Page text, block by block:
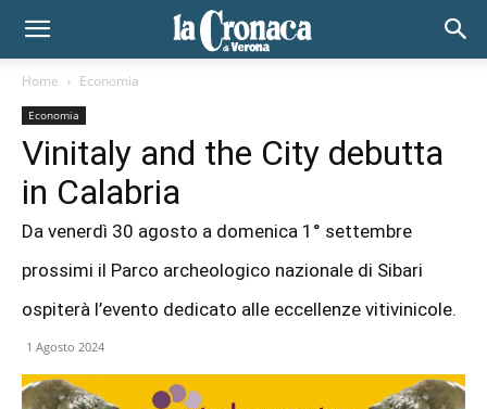
Home Economia
Economia
Vinitaly and the City debutta
in Calabria
Da venerdì 30 agosto a domenica 1° settembre
prossimi il Parco archeologico nazionale di Sibari
ospiterà l’evento dedicato alle eccellenze vitivinicole.
1 Agosto 2024